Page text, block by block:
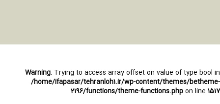
Warning: Trying to access array offset on value of type bool in
/home/ifapasar/tehranloh1.ir/wp-content/themes/betheme-
2196/functions/theme-functions.phpon line 1517